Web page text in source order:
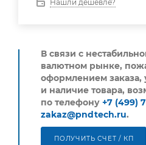
Нашли дешевле?
В связи с
валютном рынке,
оформлением заказа,
и наличие товара,
по телефону +7 (499)
zakaz@pndtech.ru.
ПОЛУЧИТЬ СЧЕТ / КП